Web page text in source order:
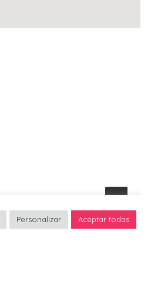
Personalizar Aceptar todas